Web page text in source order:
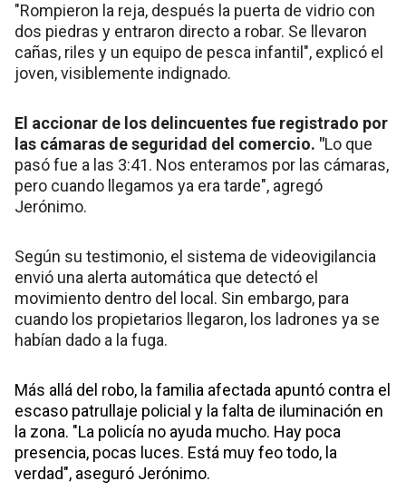
"Rompieron la reja, después la puerta de vidrio con
dos piedras y entraron directo a robar. Se llevaron
cañas, riles y un equipo de pesca infantil", explicó el
joven, visiblemente indignado.
El accionar de los delincuentes fue registrado por
las cámaras de seguridad del comercio. "Lo que
pasó fue a las 3:41. Nos enteramos por las cámaras,
pero cuando llegamos ya era tarde", agregó
Jerónimo.
Según su testimonio, el sistema de videovigilancia
envió una alerta automática que detectó el
movimiento dentro del local. Sin embargo, para
cuando los propietarios llegaron, los ladrones ya se
habían dado a la fuga.
Más allá del robo, la familia afectada apuntó contra el
escaso patrullaje policial y la falta de iluminación en
la zona. "La policía no ayuda mucho. Hay poca
presencia, pocas luces. Está muy feo todo, la
verdad", aseguró Jerónimo.